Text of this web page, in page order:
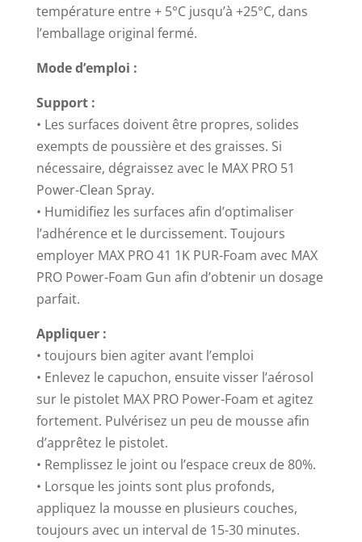
température entre + 5°C jusqu’à +25°C, dans
l’emballage original fermé.
Mode d’emploi :
Support :
• Les surfaces doivent être propres, solides
exempts de poussière et des graisses. Si
nécessaire, dégraissez avec le MAX PRO 51
Power-Clean Spray.
• Humidifiez les surfaces afin d’optimaliser
l’adhérence et le durcissement. Toujours
employer MAX PRO 41 1K PUR-Foam avec MAX
PRO Power-Foam Gun afin d’obtenir un dosage
parfait.
Appliquer :
• toujours bien agiter avant l’emploi
• Enlevez le capuchon, ensuite visser l’aérosol
sur le pistolet MAX PRO Power-Foam et agitez
fortement. Pulvérisez un peu de mousse afin
d’apprêtez le pistolet.
• Remplissez le joint ou l’espace creux de 80%.
• Lorsque les joints sont plus profonds,
appliquez la mousse en plusieurs couches,
toujours avec un interval de 15-30 minutes.